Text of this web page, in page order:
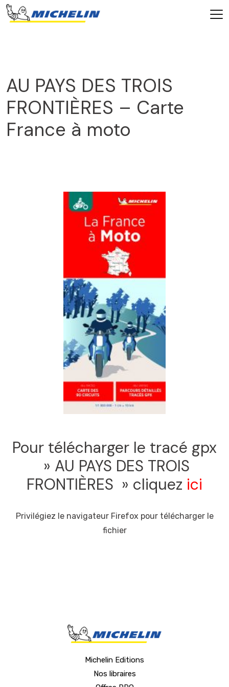
AU PAYS DES TROIS
FRONTIÈRES – Carte
France à moto
Pour télécharger le tracé gpx
» AU PAYS DES TROIS
FRONTIÈRES » cliquez ici
Privilégiez le navigateur Firefox pour télécharger le
fichier
Michelin Editions
Nos libraires